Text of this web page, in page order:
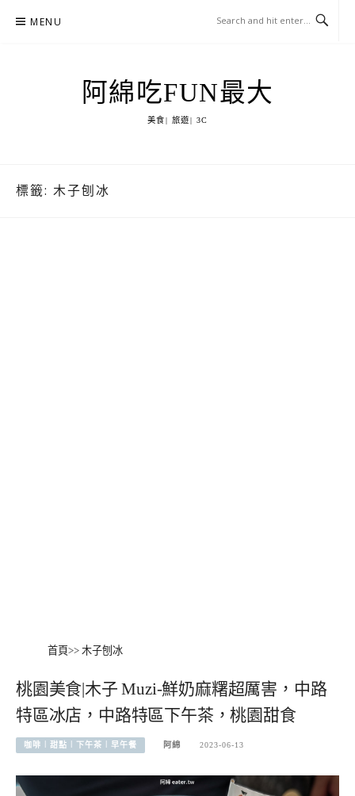
MENU
阿綿吃FUN最大
美食| 旅遊| 3C
標籤: 木子刨冰
首頁>> 木子刨冰
桃園美食|木子 Muzi-鮮奶麻糬超厲害，中路
特區冰店，中路特區下午茶，桃園甜食
咖啡︱甜點︱下午茶︱早午餐 阿綿 2023-06-13